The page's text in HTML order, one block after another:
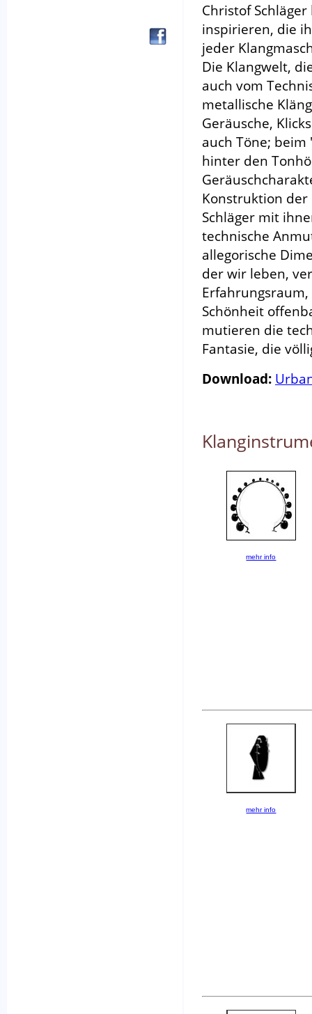
Christof
inspirieren, die
jeder
Die Klangwelt,
auch vom
metallische
Geräusche,
auch Töne;
hinter den
Konstruktion der
Schläger mit
technische
allegorische
der wir leben,
Schönheit
mutieren die
Fantasie, die
Download:
mehr info
mehr info